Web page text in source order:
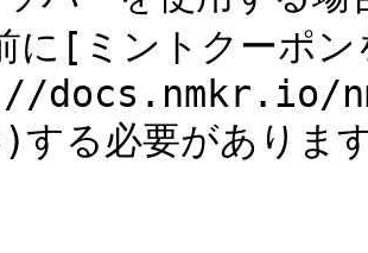
に[ミントクーポ
docs.nmkr.io/
する必要がありま